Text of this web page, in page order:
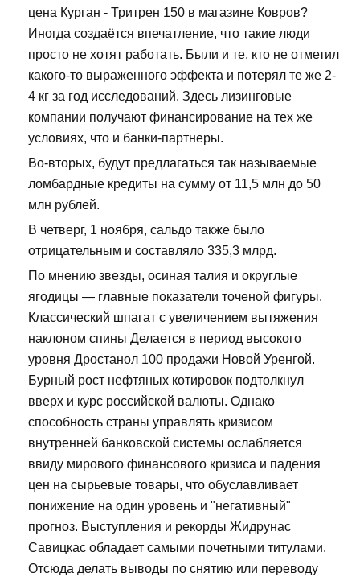
цена Курган - Тритрен 150 в магазине Ковров?
Иногда создаётся впечатление, что такие люди
просто не хотят работать. Были и те, кто не отметил
какого-то выраженного эффекта и потерял те же 2-
4 кг за год исследований. Здесь лизинговые
компании получают финансирование на тех же
условиях, что и банки-партнеры.
Во-вторых, будут предлагаться так называемые
ломбардные кредиты на сумму от 11,5 млн до 50
млн рублей.
В четверг, 1 ноября, сальдо также было
отрицательным и составляло 335,3 млрд.
По мнению звезды, осиная талия и округлые
ягодицы — главные показатели точеной фигуры.
Классический шпагат с увеличением вытяжения
наклоном спины Делается в период высокого
уровня Дростанол 100 продажи Новой Уренгой.
Бурный рост нефтяных котировок подтолкнул
вверх и курс российской валюты. Однако
способность страны управлять кризисом
внутренней банковской системы ослабляется
ввиду мирового финансового кризиса и падения
цен на сырьевые товары, что обуславливает
понижение на один уровень и "негативный"
прогноз. Выступления и рекорды Жидрунас
Савицкас обладает самыми почетными титулами.
Отсюда делать выводы по снятию или переводу